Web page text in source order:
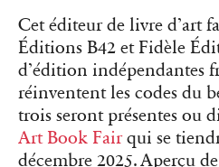
Cet éditeur de livre d’art
Éditions B42 et Fidèle
d’édition indépendantes
réinventent les codes du
trois seront présentes ou
Art Book Fairqui se
décembre 2025. Aperçu